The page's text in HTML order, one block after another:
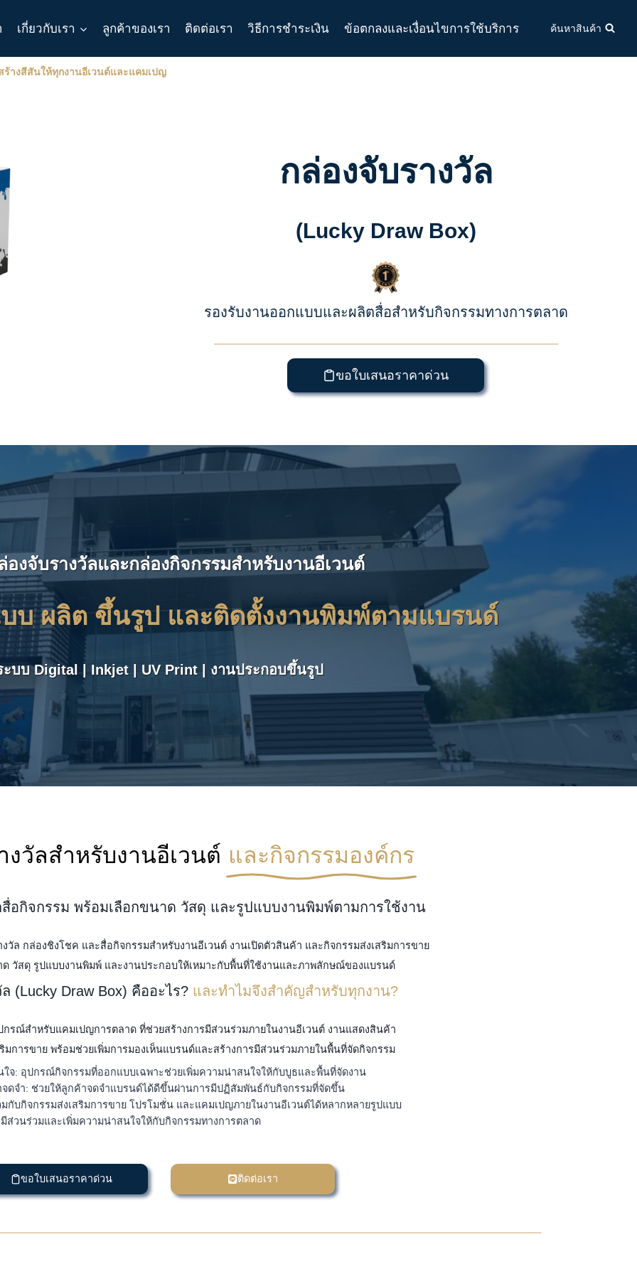
เกี่ยวกับเรา ลูกค้าของเรา ติดต่อเรา วิธีการชำระเงิน ข้อตกลงและเงื่อนไขการใช้บริการ ค้นหาสินค้า
างสีสันให้ทุกงานอีเวนต์และแคมเปญ
กล่องจับรางวัล
(Lucky Draw Box)
รองรับงานออกแบบและผลิตสื่อสำหรับกิจกรรมทางการตลาด
ขอใบเสนอราคาด่วน
องจับรางวัลและกล่องกิจกรรมสำหรับงานอีเวนต์
บ ผลิต ขึ้นรูป และติดตั้งงานพิมพ์ตามแบรนด์
ะบบ Digital | Inkjet | UV Print | งานประกอบขึ้นรูป
งวัลสำหรับงานอีเวนต์ และกิจกรรมองค์กร
สื่อกิจกรรม พร้อมเลือกขนาด วัสดุ และรูปแบบงานพิมพ์ตามการใช้งาน
วัล กล่องชิงโชค และสื่อกิจกรรมสำหรับงานอีเวนต์ งานเปิดตัวสินค้า และกิจกรรมส่งเสริมการขาย
ด วัสดุ รูปแบบงานพิมพ์ และงานประกอบให้เหมาะกับพื้นที่ใช้งานและภาพลักษณ์ของแบรนด์
(Lucky Draw Box) คืออะไร? และทำไมจึงสำคัญสำหรับทุกงาน?
รณ์สำหรับแคมเปญการตลาด ที่ช่วยสร้างการมีส่วนร่วมภายในงานอีเวนต์ งานแสดงสินค้า
มการขาย พร้อมช่วยเพิ่มการมองเห็นแบรนด์และสร้างการมีส่วนร่วมภายในพื้นที่จัดกิจกรรม
จ: อุปกรณ์กิจกรรมที่ออกแบบเฉพาะช่วยเพิ่มความน่าสนใจให้กับบูธและพื้นที่จัดงาน
จดจำ: ช่วยให้ลูกค้าจดจำแบรนด์ได้ดีขึ้นผ่านการมีปฏิสัมพันธ์กับกิจกรรมที่จัดขึ้น
กับกิจกรรมส่งเสริมการขาย โปรโมชั่น และแคมเปญภายในงานอีเวนต์ได้หลากหลายรูปแบบ
ส่วนร่วมและเพิ่มความน่าสนใจให้กับกิจกรรมทางการตลาด
ขอใบเสนอราคาด่วน ติดต่อเรา